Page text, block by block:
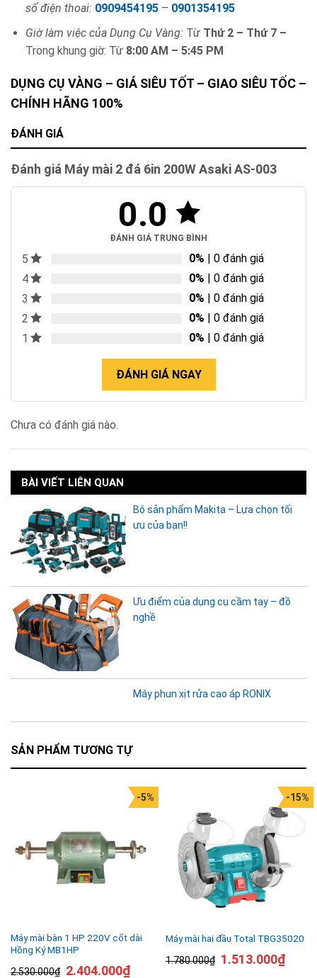
số điện thoai: 0909454195– 0901354195
Giờ làm việc của Dụng Cụ Vàng: Từ Thứ 2 – Thứ 7 –
Trong khung giờ: Từ 8:00 AM – 5:45 PM
DỤNG CỤ VÀNG – GIÁ SIÊU TỐT – GIAO SIÊU TỐC –
CHÍNH HÃNG 100%
ĐÁNH GIÁ
Đánh giá Máy mài 2 đá 6in 200W Asaki AS-003
0.0
ĐÁNH GIÁ TRUNG BÌNH
5 0% | 0 đánh giá
4
0% | 0 đánh giá
3
0% | 0 đánh giá
2
0% | 0 đánh giá
1
0% | 0 đánh giá
ĐÁNH GIÁ NGAY
Chưa có đánh giá nào.
BÀI VIẾT LIÊN QUAN
Bộ sản phẩm Makita – Lựa chọn tối
ưu của bạn!!
Ưu điểm của dụng cụ cầm tay – đồ
nghề
Máy phun xịt rửa cao áp RONIX
SẢN PHẨM TƯƠNG TỰ
Máy mài bàn 1 HP 220V cốt dài
Hồng Ký MB1HP
2.530.000₫
-5%
2.404.000₫
Máy mài hai đầu Total TBG35020
1.780.000₫
-15%
1.513.000₫